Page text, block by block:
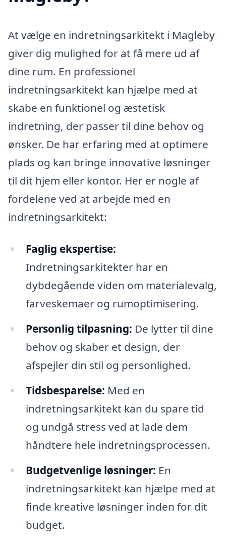
At vælge en indretningsarkitekt i Magleby
giver dig mulighed for at få mere ud af
dine rum. En professionel
indretningsarkitekt kan hjælpe med at
skabe en funktionel og æstetisk
indretning, der passer til dine behov og
ønsker. De har erfaring med at optimere
plads og kan bringe innovative løsninger
til dit hjem eller kontor. Her er nogle af
fordelene ved at arbejde med en
indretningsarkitekt:
Faglig ekspertise:
Indretningsarkitekter har en
dybdegående viden om materialevalg,
farveskemaer og rumoptimisering.
Personlig tilpasning: De lytter til dine
behov og skaber et design, der
afspejler din stil og personlighed.
Tidsbesparelse: Med en
indretningsarkitekt kan du spare tid
og undgå stress ved at lade dem
håndtere hele indretningsprocessen.
Budgetvenlige løsninger: En
indretningsarkitekt kan hjælpe med at
finde kreative løsninger inden for dit
budget.